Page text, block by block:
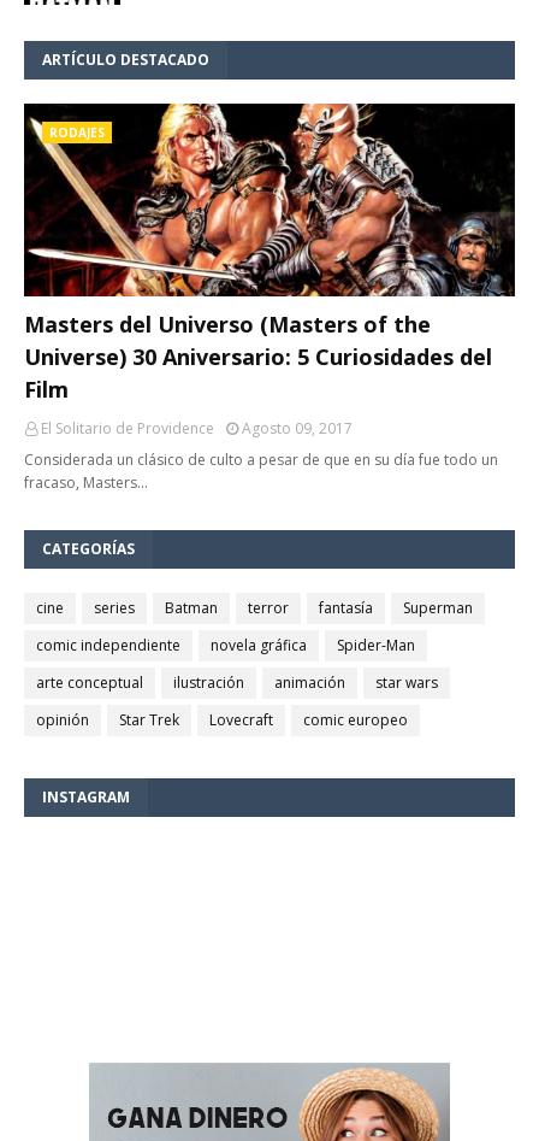
ARTÍCULO DESTACADO
RODAJES
Masters del Universo (Masters of the
Universe) 30 Aniversario: 5 Curiosidades del
Film
El Solitario de Providence
Agosto 09, 2017
Considerada un clásico de culto a pesar de que en su día fue todo un
fracaso, Masters…
CATEGORÍAS
cine series Batman terror fantasía
Superman
comic independiente
novela gráfica
Spider-Man
arte conceptual
ilustración animación
star wars
opinión
Star Trek Lovecraft comic europeo
INSTAGRAM